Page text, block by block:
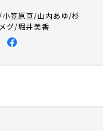
/小笠原亘/山内あゆ/杉
グ/堀井美香